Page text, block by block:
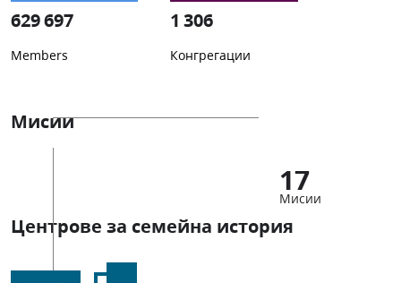
629 697
Members
1 306
Конгрегации
Мисии
17
Мисии
Центрове за семейна история